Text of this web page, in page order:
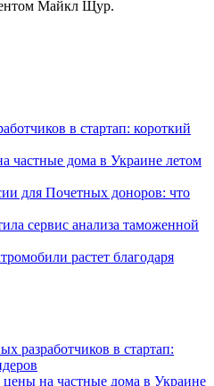
Майкл Щур.
в стартап: короткий
частные дома в Украине летом
для Почетных доноров: что
сервис анализа таможенной
растет благодаря
разработчиков в стартап:
на частные дома в Украине